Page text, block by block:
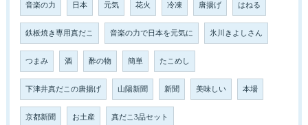
音楽の力 日本 元気 花火 冷凍 唐揚げ はねる
鉄板焼き専用真だこ 音楽の力で日本を元気に 氷川きよしさん
つまみ 酒 酢の物 簡単 たこめし
下津井真だこの唐揚げ 山陽新聞 新聞 美味しい 本場
京都新聞 お土産 真だこ3品セット